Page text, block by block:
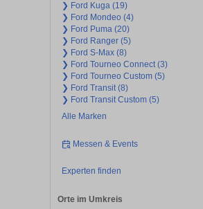
❯ Ford Kuga (19)
❯ Ford Mondeo (4)
❯ Ford Puma (20)
❯ Ford Ranger (5)
❯ Ford S-Max (8)
❯ Ford Tourneo Connect (3)
❯ Ford Tourneo Custom (5)
❯ Ford Transit (8)
❯ Ford Transit Custom (5)
Alle Marken
Messen & Events
Experten finden
Orte im Umkreis